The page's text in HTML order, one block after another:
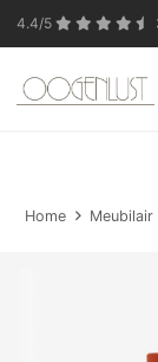
4.4/5
In verband
Home